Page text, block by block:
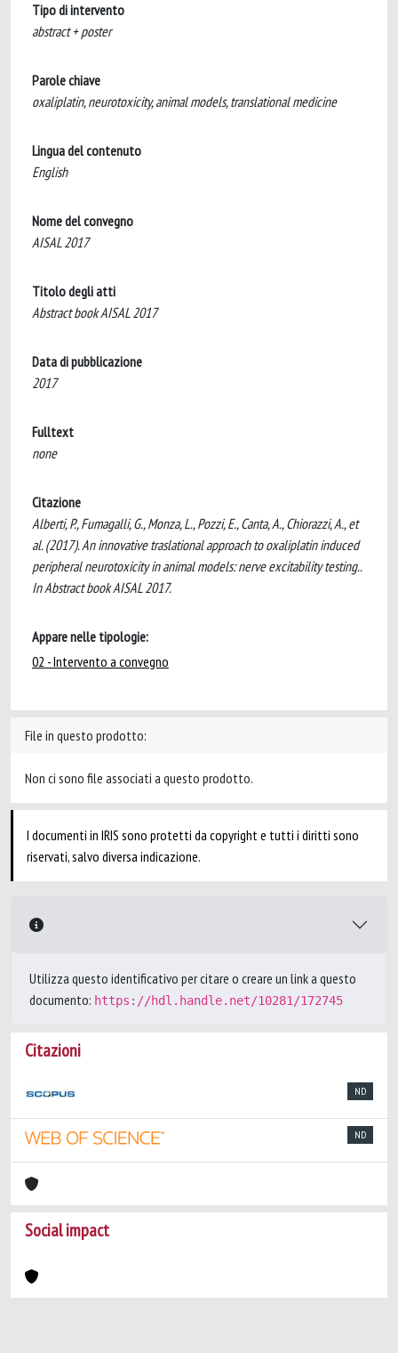
Tipo di intervento
abstract + poster
Parole chiave
oxaliplatin, neurotoxicity, animal models, translational medicine
Lingua del contenuto
English
Nome del convegno
AISAL 2017
Titolo degli atti
Abstract book AISAL 2017
Data di pubblicazione
2017
Fulltext
none
Citazione
Alberti, P., Fumagalli, G., Monza, L., Pozzi, E., Canta, A., Chiorazzi, A., et
al. (2017). An innovative traslational approach to oxaliplatin induced
peripheral neurotoxicity in animal models: nerve excitability testing..
In Abstract book AISAL 2017.
Appare nelle tipologie:
02 - Intervento a convegno
File in questo prodotto:
Non ci sono file associati a questo prodotto.
I documenti in IRIS sono protetti da copyright e tutti i diritti sono
riservati, salvo diversa indicazione.
Utilizza questo identificativo per citare o creare un link a questo
documento: https://hdl.handle.net/10281/172745
Citazioni
ND
ND
Social impact